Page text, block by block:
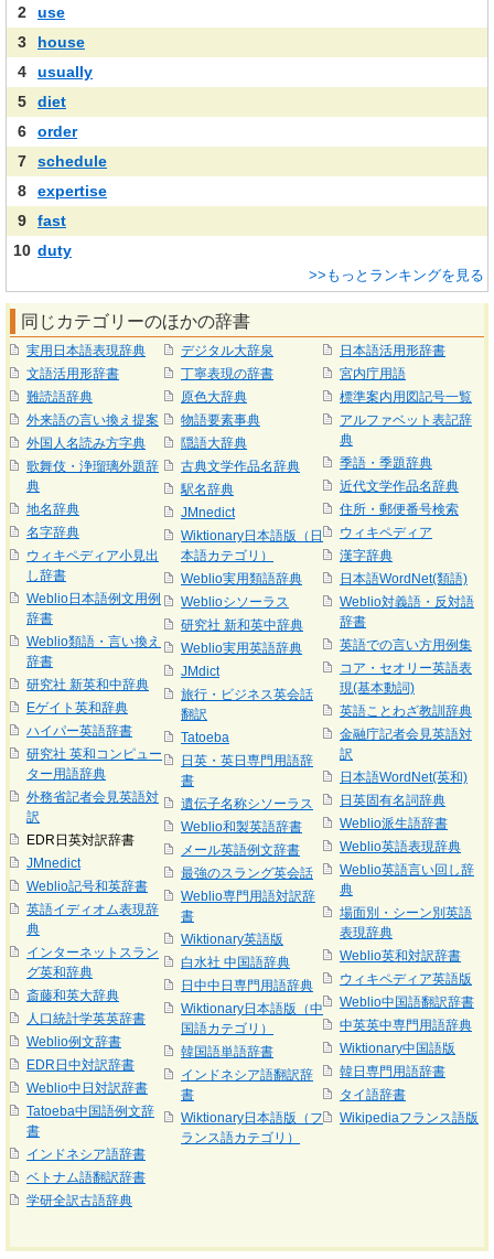
2
use
3
house
4
usually
5
diet
6
order
7
schedule
8
expertise
9
fast
10 duty
>>もっとランキングを見る
同じカテゴリーのほかの辞書
実用日本語表現辞典
文語活用形辞書
難読語辞典
外来語の言い換え提案
外国人名読み方字典
歌舞伎・浄瑠璃外題辞
典
地名辞典
名字辞典
ウィキペディア小見出
し辞書
Weblio日本語例文用例
辞書
Weblio類語・言い換え
辞書
研究社 新英和中辞典
Eゲイト英和辞典
ハイパー英語辞書
研究社 英和コンピュー
ター用語辞典
外務省記者会見英語対
訳
EDR日英対訳辞書
JMnedict
Weblio記号和英辞書
英語イディオム表現辞
典
インターネットスラン
グ英和辞典
斎藤和英大辞典
人口統計学英英辞書
Weblio例文辞書
EDR日中対訳辞書
Weblio中日対訳辞書
Tatoeba中国語例文辞
書
インドネシア語辞書
ベトナム語翻訳辞書
学研全訳古語辞典
デジタル大辞泉
丁寧表現の辞書
原色大辞典
物語要素事典
隠語大辞典
古典文学作品名辞典
駅名辞典
JMnedict
Wiktionary日本語版（日
本語カテゴリ）
Weblio実用類語辞典
Weblioシソーラス
研究社 新和英中辞典
Weblio実用英語辞典
JMdict
旅行・ビジネス英会話
翻訳
Tatoeba
日英・英日専門用語辞
書
遺伝子名称シソーラス
Weblio和製英語辞書
メール英語例文辞書
最強のスラング英会話
Weblio専門用語対訳辞
書
Wiktionary英語版
白水社 中国語辞典
日中中日専門用語辞典
Wiktionary日本語版（中
国語カテゴリ）
韓国語単語辞書
インドネシア語翻訳辞
書
Wiktionary日本語版（フ
ランス語カテゴリ）
日本語活用形辞書
宮内庁用語
標準案内用図記号一覧
アルファベット表記辞
典
季語・季題辞典
近代文学作品名辞典
住所・郵便番号検索
ウィキペディア
漢字辞典
日本語WordNet(類語)
Weblio対義語・反対語
辞書
英語での言い方用例集
コア・セオリー英語表
現(基本動詞)
英語ことわざ教訓辞典
金融庁記者会見英語対
訳
日本語WordNet(英和)
日英固有名詞辞典
Weblio派生語辞書
Weblio英語表現辞典
Weblio英語言い回し辞
典
場面別・シーン別英語
表現辞典
Weblio英和対訳辞書
ウィキペディア英語版
Weblio中国語翻訳辞書
中英英中専門用語辞典
Wiktionary中国語版
韓日専門用語辞書
タイ語辞書
Wikipediaフランス語版